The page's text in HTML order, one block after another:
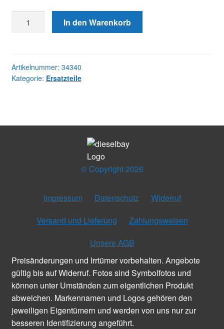
H&R
In den Warenkorb
Artikelnummer: 34340
Kategorie: Ersatzteile
© Copyright 2026
Impressum Datenschutz
Widerruf
Versand und Lieferung
Zahlungsweisen
Unsere AGB
Preisänderungen und Irrtümer vorbehalten. Angebote
gültig bis auf Widerruf. Fotos sind Symbolfotos und
können unter Umständen zum eigentlichen Produkt
abweichen. Markennamen und Logos gehören den
jeweiligen Eigentümern und werden von uns nur zur
besseren Identifizierung angeführt.